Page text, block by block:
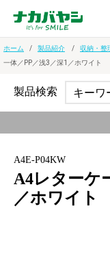
ホーム 製品紹介 収納・整
一体／PP／浅3／深1／ホワイト
A4E-P04KW
A4レターケ
／ホワイト
製品検索